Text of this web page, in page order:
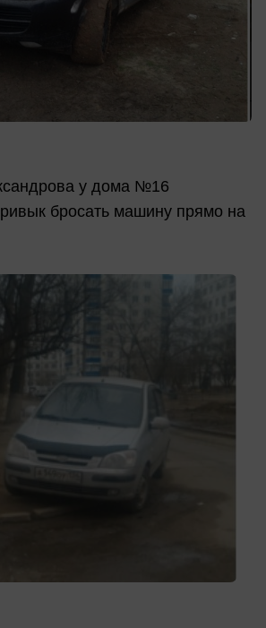
у дома №16
бросать машину прямо на